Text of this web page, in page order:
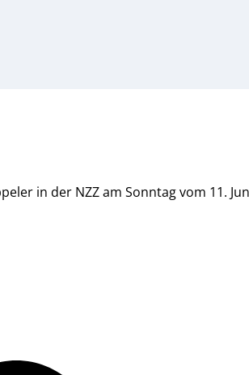
in der NZZ am Sonntag vom 11.